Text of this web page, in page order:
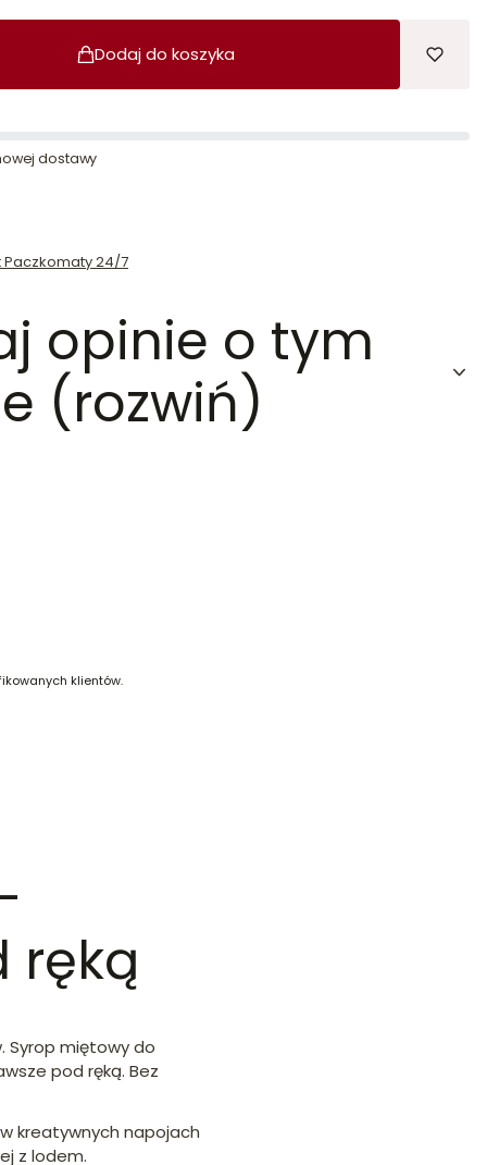
Dodaj do koszyka
dostawy
Paczkomaty 24/7
opinie o tym
(rozwiń)
klientów.
ręką
Syrop miętowy do
pod ręką. Bez
kreatywnych napojach
z lodem.